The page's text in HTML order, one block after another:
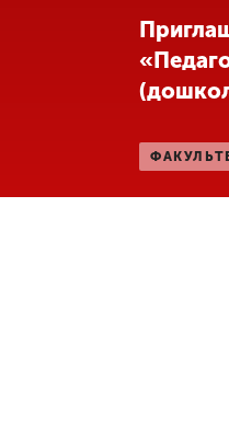
Другие виды
деятельности
Студенческая